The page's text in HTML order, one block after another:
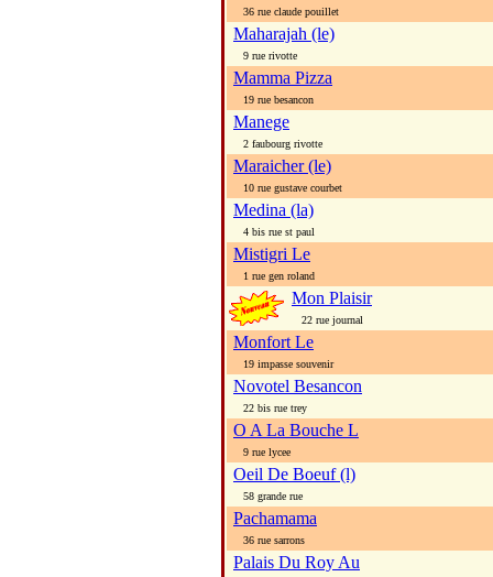
36 rue claude pouillet
Maharajah (le)
9 rue rivotte
Mamma Pizza
19 rue besancon
Manege
2 faubourg rivotte
Maraicher (le)
10 rue gustave courbet
Medina (la)
4 bis rue st paul
Mistigri Le
1 rue gen roland
Mon Plaisir
22 rue journal
Monfort Le
19 impasse souvenir
Novotel Besancon
22 bis rue trey
O A La Bouche L
9 rue lycee
Oeil De Boeuf (l)
58 grande rue
Pachamama
36 rue sarrons
Palais Du Roy Au